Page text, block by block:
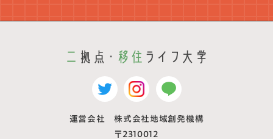
運営会社 株式会社地域創発機構
〒2310012